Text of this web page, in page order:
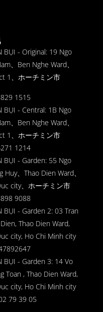
BỤI - Original: 19 Ngo
、Ben Nghe Ward、
1、ホーチミン市
1515
BỤI - Central: 1B Ngo
、Ben Nghe Ward、
1、ホーチミン市
1214
BỤI - Garden: 55 Ngo
Huy、Thao Dien Ward、
city、ホーチミン市
9088
BỤI - Garden 2: 03 Tran
Thao Dien Ward,
city, Ho Chi Minh city
BỤI - Garden 3: 14 Vo
Toan , Thao Dien Ward,
city, Ho Chi Minh city
79 39 05